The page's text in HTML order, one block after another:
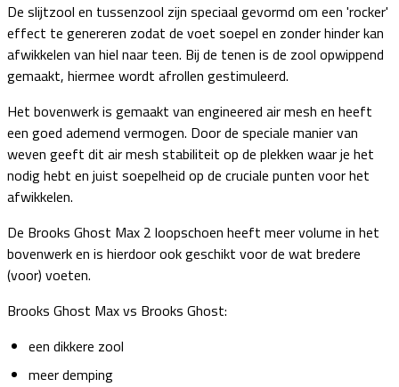
De slijtzool en tussenzool zijn speciaal gevormd om een 'rocker'
effect te genereren zodat de voet soepel en zonder hinder kan
afwikkelen van hiel naar teen. Bij de tenen is de zool opwippend
gemaakt, hiermee wordt afrollen gestimuleerd.
Het bovenwerk is gemaakt van engineered air mesh en heeft
een goed ademend vermogen. Door de speciale manier van
weven geeft dit air mesh stabiliteit op de plekken waar je het
nodig hebt en juist soepelheid op de cruciale punten voor het
afwikkelen.
De Brooks Ghost Max 2 loopschoen heeft meer volume in het
bovenwerk en is hierdoor ook geschikt voor de wat bredere
(voor) voeten.
Brooks Ghost Max vs Brooks Ghost:
een dikkere zool
meer demping